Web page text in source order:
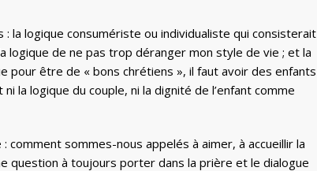
logique consumériste ou individualiste qui consisterait
logique de ne pas trop déranger mon style de vie ; et la
pour être de « bons chrétiens », il faut avoir des enfants
la logique du couple, ni la dignité de l’enfant comme
sommes-nous appelés à aimer, à accueillir la
question à toujours porter dans la prière et le dialogue